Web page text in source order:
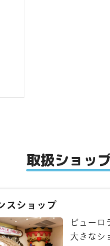
取扱ショッ
スショップ
ピューロ
大きなシ